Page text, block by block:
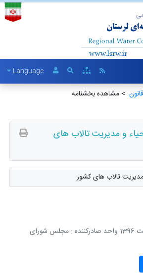
Language
قانون ‏ > مشاهده بخشنامه
و مدیریت تالاب های
تالاب های کشور
تاریخ صدور : 30 اردیبهشت 1396 واحد صادر‌کننده : مجلس شورای